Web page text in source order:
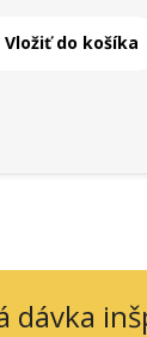
Vložiť do košíka
dávka